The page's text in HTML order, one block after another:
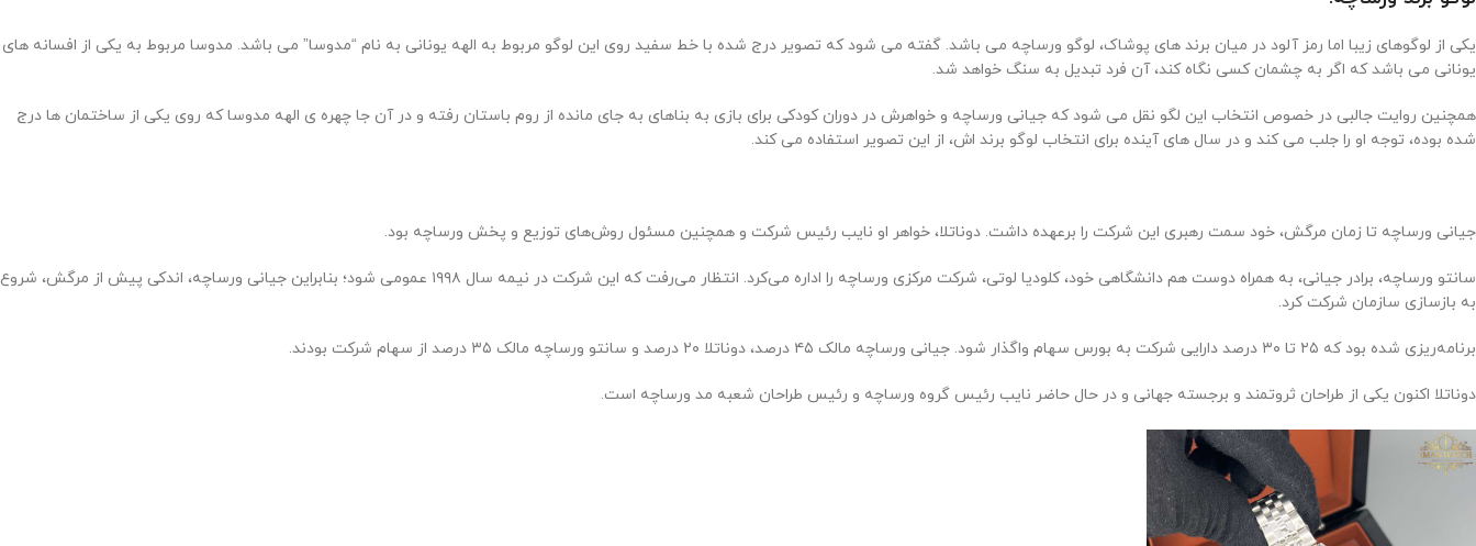
یکی از لوگوهای زیبا اما رمز آلود در میان برند های پوشاک، لوگو ورساچه می باشد. گفته می شود که تصویر درج شده با خط سفید روی این لوگو مربوط به الهه یونانی به نام “مدوسا” می باشد. مدوسا مربوط به یکی از افسانه های
یونانی می باشد که اگر به چشمان کسی نگاه کند، آن فرد تبدیل به سنگ خواهد شد.
همچنین روایت جالبی در خصوص انتخاب این لگو نقل می شود که جیانی ورساچه و خواهرش در دوران کودکی برای بازی به بناهای به جای مانده از روم باستان رفته و در آن جا چهره ی الهه مدوسا که روی یکی از ساختمان ها درج
شده بوده، توجه او را جلب می کند و در سال های آینده برای انتخاب لوگو برند اش، از این تصویر استفاده می کند.
جیانی ورساچه تا زمان مرگش، خود سمت رهبری این شرکت را برعهده داشت. دوناتلا، خواهر او نایب رئیس شرکت و همچنین مسئول روش‌های توزیع و پخش ورساچه بود.
سانتو ورساچه، برادر جیانی، به همراه دوست هم دانشگاهی خود، کلودیا لوتی، شرکت مرکزی ورساچه را اداره می‌کرد. انتظار می‌رفت که این شرکت در نیمه سال ۱۹۹۸ عمومی شود؛ بنابراین جیانی ورساچه، اندکی پیش از مرگش، شروع
به بازسازی سازمان شرکت کرد.
برنامه‌ریزی شده بود که ۲۵ تا ۳۰ درصد دارایی شرکت به بورس سهام واگذار شود. جیانی ورساچه مالک ۴۵ درصد، دوناتلا ۲۰ درصد و سانتو ورساچه مالک ۳۵ درصد از سهام شرکت بودند.
دوناتلا اکنون یکی از طراحان ثروتمند و برجسته جهانی و در حال حاضر نایب رئیس گروه ورساچه و رئیس طراحان شعبه مد ورساچه است.